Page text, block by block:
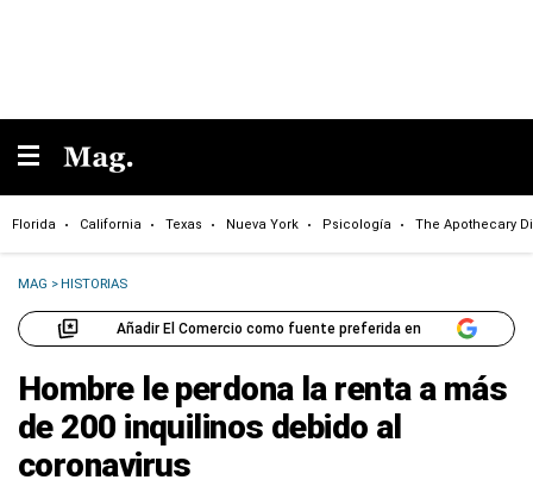
Florida California Texas Nueva York Psicología The Apothecary
MAG >HISTORIAS
Añadir El Comercio como fuente preferida en
Hombre le perdona la renta a más
de 200 inquilinos debido al
coronavirus